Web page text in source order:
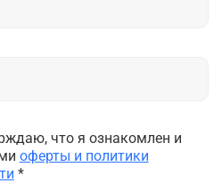
что я ознакомлен и
оферты и политики
*